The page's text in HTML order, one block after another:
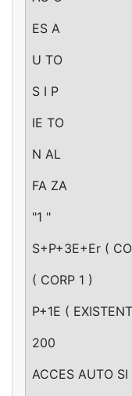
ES A
U TO
S I P
IE TO
N AL
FA ZA
"1 "
S+P+3E+Er (
( CORP 1 )
P+1E (
200
ACCES AUTO